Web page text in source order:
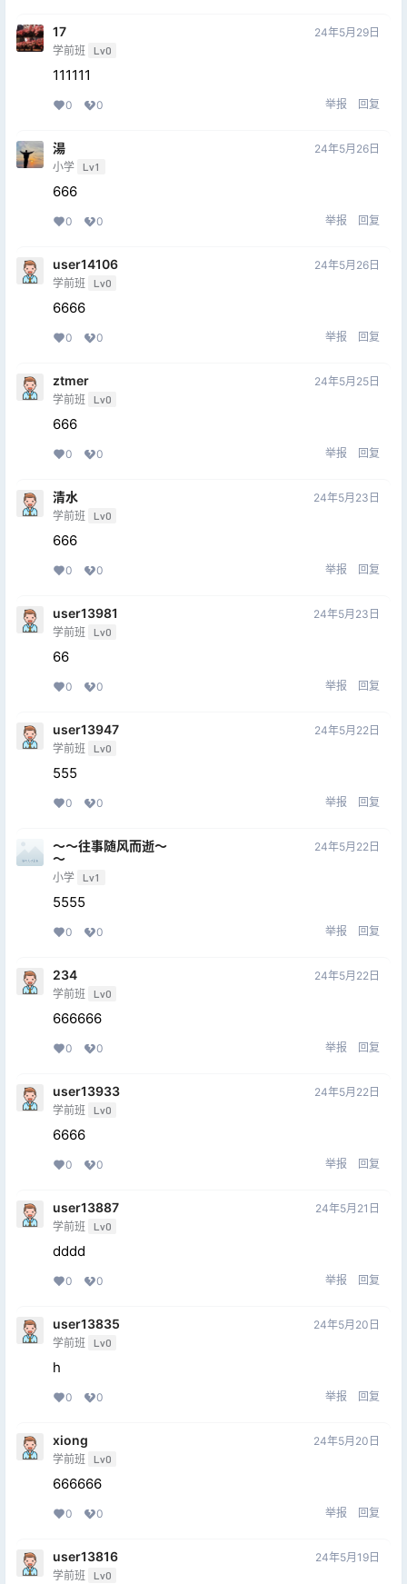
17
学前班 Lv0
24年5月29日
111111
0 0 举报 回复
湯
小学 Lv1
24年5月26日
666
0 0 举报 回复
user14106
学前班 Lv0
24年5月26日
6666
0 0 举报 回复
ztmer
学前班 Lv0
24年5月25日
666
0 0 举报 回复
清水
学前班 Lv0
24年5月23日
666
0 0 举报 回复
user13981
学前班 Lv0
24年5月23日
66
0 0 举报 回复
user13947
学前班 Lv0
24年5月22日
555
0 0 举报 回复
～～往事随风而逝～
～
小学 Lv1
24年5月22日
5555
0 0 举报 回复
234
学前班 Lv0
24年5月22日
666666
0 0 举报 回复
user13933
学前班 Lv0
24年5月22日
6666
0 0 举报 回复
user13887
学前班 Lv0
24年5月21日
dddd
0 0 举报 回复
user13835
学前班 Lv0
24年5月20日
h
0 0 举报 回复
xiong
学前班 Lv0
24年5月20日
666666
0 0 举报 回复
user13816
学前班 Lv0
24年5月19日